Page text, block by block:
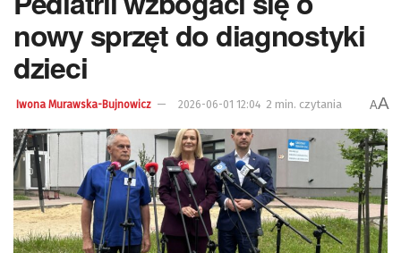
nowy sprzęt do diagnostyki
dzieci
Iwona Murawska-Bujnowicz 2026-06-01 12:04 2 min. czytania AA